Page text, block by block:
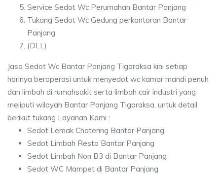
Service Sedot Wc Perumahan Bantar Panjang
Tukang Sedot Wc Gedung perkantoran Bantar
Panjang
(DLL)
Jasa Sedot Wc Bantar Panjang Tigaraksa kini setiap
harinya beroperasi untuk menyedot wc kamar mandi penuh
dan limbah di rumahsakit serta limbah cair industri yang
meliputi wilayah Bantar Panjang Tigaraksa, untuk detail
berikut tukang Layanan Kami :
Sedot Lemak Chatering Bantar Panjang
Sedot Limbah Resto Bantar Panjang
Sedot Limbah Non B3 di Bantar Panjang
Sedot WC Mampet di Bantar Panjang